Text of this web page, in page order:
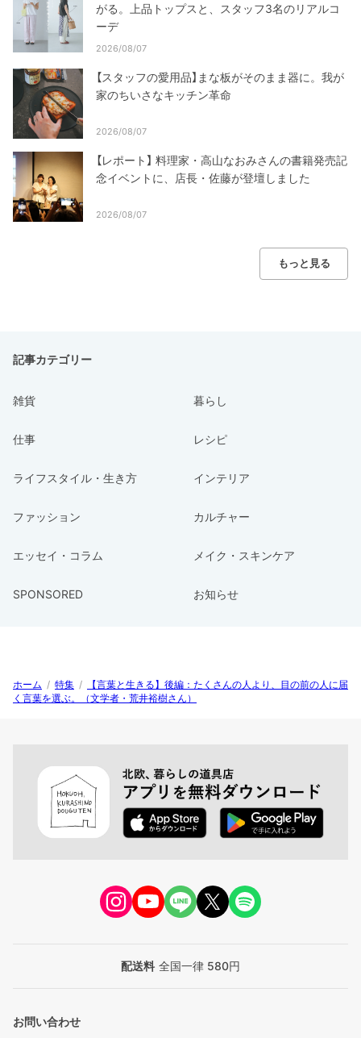
がる。上品トップスと、スタッフ3名のリアルコ
ーデ
2026/08/07
【スタッフの愛用品】まな板がそのまま器に。我が
家のちいさなキッチン革命
2026/08/07
【レポート】 料理家・高山なおみさんの書籍発売記
念イベントに、店長・佐藤が登壇しました
2026/08/07
もっと見る
記事カテゴリー
雑貨 暮らし
仕事 レシピ
ライフスタイル・生き方 インテリア
ファッション カルチャー
エッセイ・コラム メイク・スキンケア
SPONSORED お知らせ
ホーム / 特集 /
【言葉と生きる】後編：たくさんの人より、目の前の人に届
く言葉を選ぶ。（文学者・荒井裕樹さん）
配送料 全国一律 580円
お問い合わせ